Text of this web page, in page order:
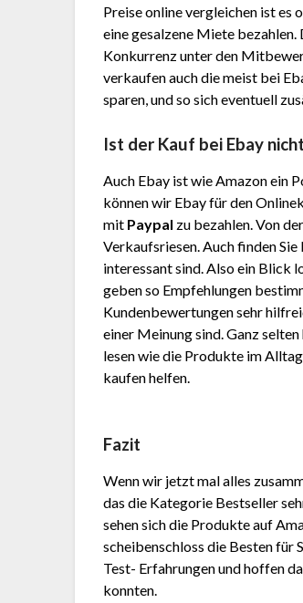
Preise online vergleichen ist es
eine gesalzene Miete
Konkurrenz unter den
verkaufen auch die meist bei
sparen, und so sich eventuell
Ist der Kauf bei Ebay
Auch Ebay ist wie Amazon ein
können wir Ebay für den
mit Paypal zu bezahlen. Von
Verkaufsriesen. Auch finden
interessant sind. Also ein Blick
geben so Empfehlungen
Kundenbewertungen sehr
einer Meinung sind. Ganz
lesen wie die Produkte im
kaufen helfen.
Fazit
Wenn wir jetzt mal alles
das die Kategorie Bestseller
sehen sich die Produkte auf
schei­ben­sch­loss die Besten für
Test- Erfahrungen und hoffen
konnten.